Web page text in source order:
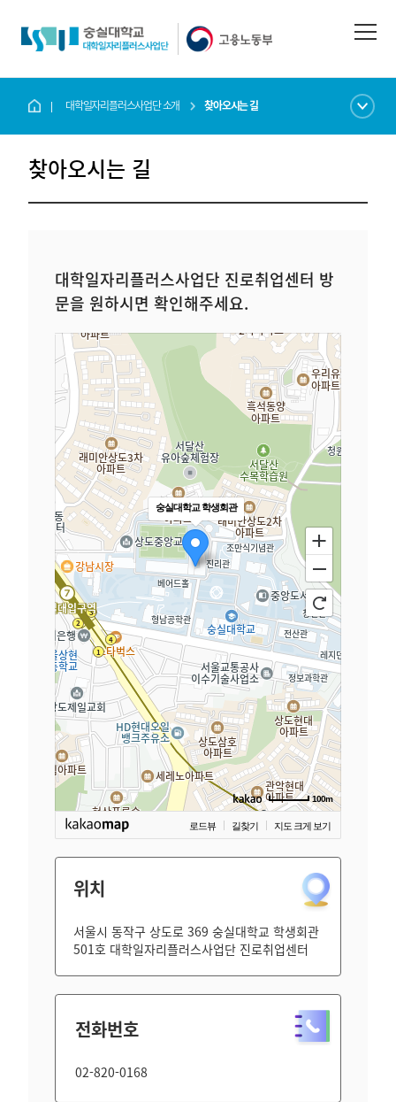
자기이해 및 진로설계, 성공취업까지
대학일자리플러스사업단과 함께하세요!
대학일자리플러스사업단 소개 찾아오시는 길
찾아오시는 길
대학일자리플러스사업단 진로취업센터 방
문을 원하시면 확인해주세요.
숭실대학교 학생회관
100m
로드뷰 길찾기 지도 크게 보기
위치
서울시 동작구 상도로 369 숭실대학교 학생회관
501호 대학일자리플러스사업단 진로취업센터
전화번호
02-820-0168